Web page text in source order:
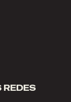
REDES